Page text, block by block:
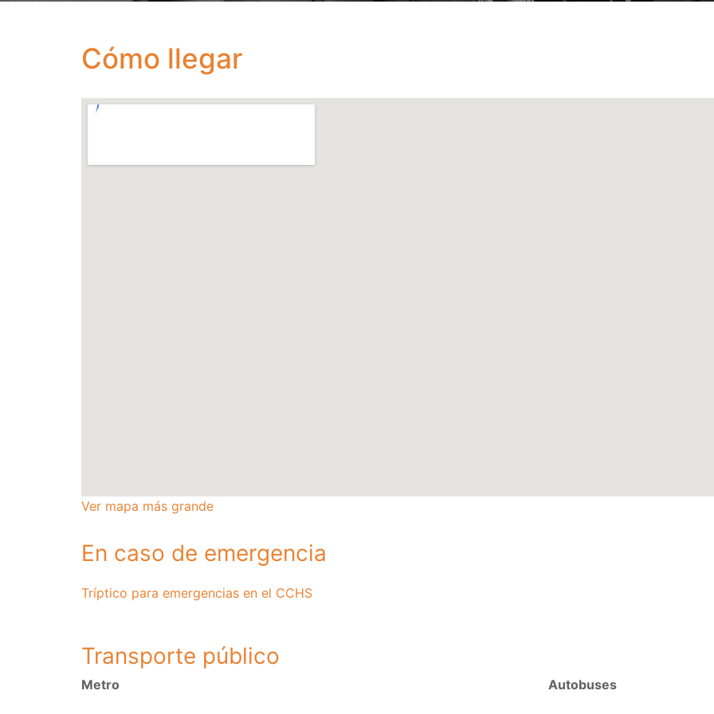
Cómo llegar
Ver mapa más grande
En caso de emergencia
Tríptico para emergencias en el CCHS
Transporte público
Metro Autobuses